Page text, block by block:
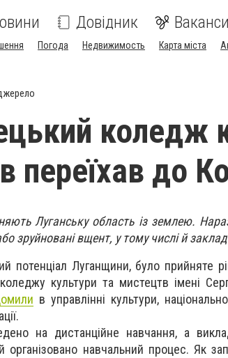
Довідник
Погода Недвижимость Карта міста
коледж
переїхав до
Луганську область із землею.
зруйновані вщент, у тому числі й
потенціал Луганщини, було прийняте
культури та мистецтв імені
в управлінні культури,
на дистанційне навчання, а
навчальний процес. Як